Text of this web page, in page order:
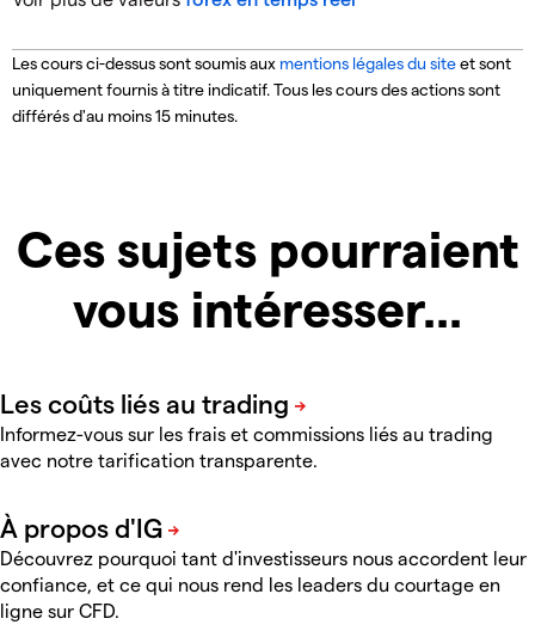
Les cours ci-dessus sont soumis aux mentions légales du siteet sont
uniquement fournis à titre indicatif.Tous les cours des actions sont
différés d'au moins 15 minutes.
Ces sujets pourraient
vous intéresser...
Informez-vous sur les frais et commissions liés au trading
avec notre tarification transparente.
Découvrez pourquoi tant d'investisseurs nous accordent leur
confiance, et ce qui nous rend les leaders du courtage en
ligne sur CFD.